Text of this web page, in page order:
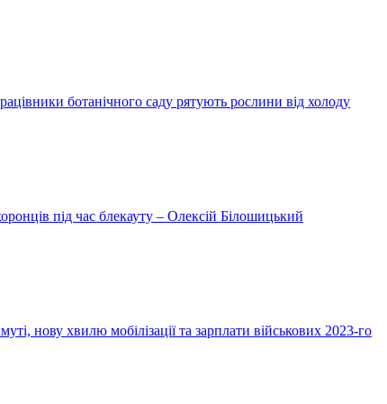
ботанічного саду рятують рослини від холоду
під час блекауту – Олексій Білошицький
нову хвилю мобілізації та зарплати військових 2023-го